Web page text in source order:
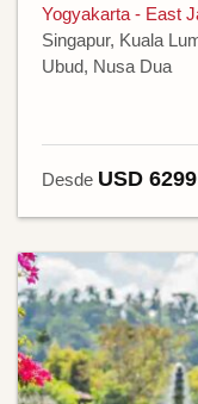
Yogyakarta - East
Singapur, Kuala
Ubud, Nusa Dua
Desde USD 6299